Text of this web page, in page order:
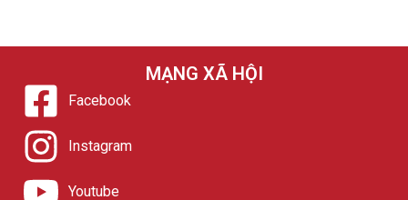
MẠNG XÃ HỘI
Facebook
Instagram
Youtube